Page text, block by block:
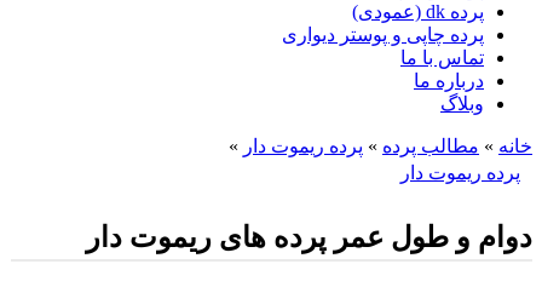
پرده dk (عمودی)
پرده چاپی و پوستر دیواری
تماس با ما
درباره ما
وبلاگ
خانه » مطالب پرده » پرده ریموت دار »
پرده ریموت دار
دوام و طول عمر پرده های ریموت دار